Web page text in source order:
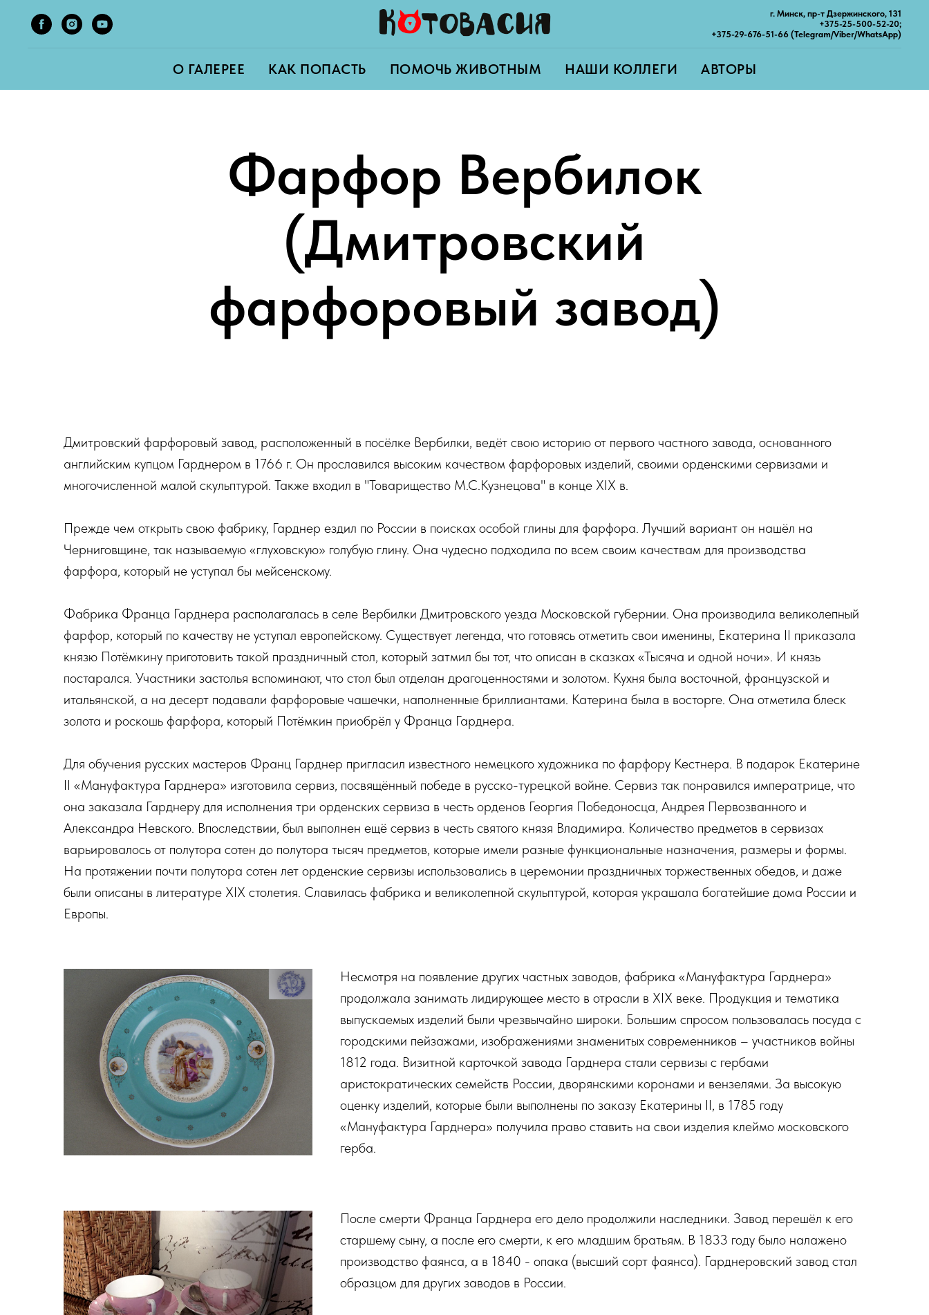
г. Минск, пр-т Дзержинского, 131
+375-25-500-52-20;
+375-29-676-51-66 (Telegram/Viber/WhatsApp)
О ГАЛЕРЕЕ КАК ПОПАСТЬ ПОМОЧЬ ЖИВОТНЫМ НАШИ КОЛЛЕГИ АВТОРЫ
Фарфор Вербилок
(Дмитровский
фарфоровый завод)
Дмитровский фарфоровый завод, расположенный в посёлке Вербилки, ведёт свою историю от первого частного завода, основанного
английским купцом Гарднером в 1766 г. Он прославился высоким качеством фарфоровых изделий, своими орденскими сервизами и
многочисленной малой скульптурой. Также входил в "Товарищество М.С.Кузнецова" в конце XIX в.
Прежде чем открыть свою фабрику, Гарднер ездил по России в поисках особой глины для фарфора. Лучший вариант он нашёл на
Черниговщине, так называемую «глуховскую» голубую глину. Она чудесно подходила по всем своим качествам для производства
фарфора, который не уступал бы мейсенскому.
Фабрика Франца Гарднера располагалась в селе Вербилки Дмитровского уезда Московской губернии. Она производила великолепный
фарфор, который по качеству не уступал европейскому. Существует легенда, что готовясь отметить свои именины, Екатерина II приказала
князю Потёмкину приготовить такой праздничный стол, который затмил бы тот, что описан в сказках «Тысяча и одной ночи». И князь
постарался. Участники застолья вспоминают, что стол был отделан драгоценностями и золотом. Кухня была восточной, французской и
итальянской, а на десерт подавали фарфоровые чашечки, наполненные бриллиантами. Катерина была в восторге. Она отметила блеск
золота и роскошь фарфора, который Потёмкин приобрёл у Франца Гарднера.
Для обучения русских мастеров Франц Гарднер пригласил известного немецкого художника по фарфору Кестнера. В подарок Екатерине
II «Мануфактура Гарднера» изготовила сервиз, посвящённый победе в русско-турецкой войне. Сервиз так понравился императрице, что
она заказала Гарднеру для исполнения три орденских сервиза в честь орденов Георгия Победоносца, Андрея Первозванного и
Александра Невского. Впоследствии, был выполнен ещё сервиз в честь святого князя Владимира. Количество предметов в сервизах
варьировалось от полутора сотен до полутора тысяч предметов, которые имели разные функциональные назначения, размеры и формы.
На протяжении почти полутора сотен лет орденские сервизы использовались в церемонии праздничных торжественных обедов, и даже
были описаны в литературе XIX столетия. Славилась фабрика и великолепной скульптурой, которая украшала богатейшие дома России и
Европы.
Несмотря на появление других частных заводов, фабрика «Мануфактура Гарднера»
продолжала занимать лидирующее место в отрасли в XIX веке. Продукция и тематика
выпускаемых изделий были чрезвычайно широки. Большим спросом пользовалась посуда с
городскими пейзажами, изображениями знаменитых современников – участников войны
1812 года. Визитной карточкой завода Гарднера стали сервизы с гербами
аристократических семейств России, дворянскими коронами и вензелями. За высокую
оценку изделий, которые были выполнены по заказу Екатерины II, в 1785 году
«Мануфактура Гарднера» получила право ставить на свои изделия клеймо московского
герба.
После смерти Франца Гарднера его дело продолжили наследники. Завод перешёл к его
старшему сыну, а после его смерти, к его младшим братьям. В 1833 году было налажено
производство фаянса, а в 1840 - опака (высший сорт фаянса). Гарднеровский завод стал
образцом для других заводов в России.